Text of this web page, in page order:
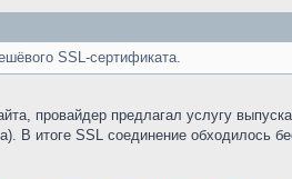
SSL-сертификата.
провайдер предлагал услугу
В итоге SSL соединение обходилось